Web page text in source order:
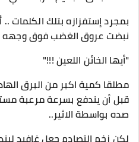
بمجرد إستفزازه بتلك الكلمات
نبضت عروق الغضب فوق وجهه
"أيها الخائن اللعين !!!"
مطلقا كمية اكبر من البرق
قبل أن يندفع بسرعة مرعبة
صده بواسطة الاثير..